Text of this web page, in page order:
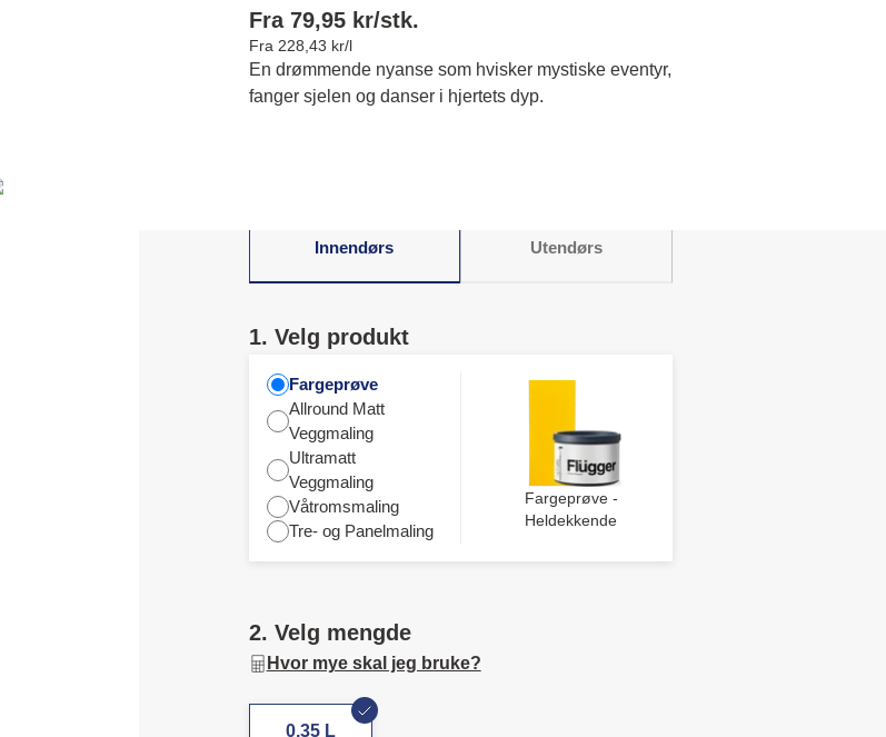
Fra 79,95 kr/stk.
Fra 228,43 kr/l
En drømmende nyanse som hvisker mystiske eventyr,
fanger sjelen og danser i hjertets dyp.
Innendørs Utendørs
1. Velg produkt
Fargeprøve
Allround Matt
Veggmaling
Ultramatt
Veggmaling
Våtromsmaling
Tre- og Panelmaling
Fargeprøve -
Heldekkende
2. Velg mengde
Hvor mye skal jeg bruke?
0,35 L